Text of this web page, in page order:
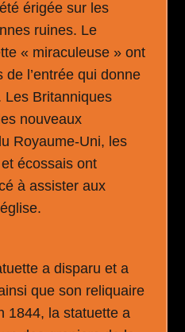
érigée sur les
ruines. Le
« miraculeuse » ont
l’entrée qui donne
Les Britanniques
nouveaux
Royaume-Uni, les
écossais ont
à assister aux
a disparu et a
que son reliquaire
1844, la statuette a